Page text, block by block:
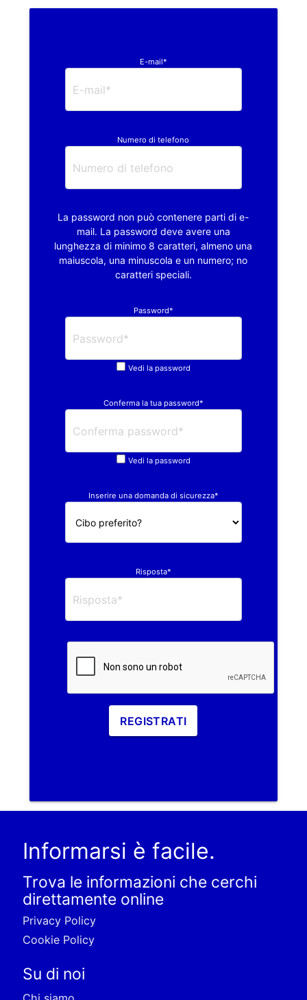
E-mail*
Numero di telefono
La password non può contenere parti di e-
mail. La password deve avere una
lunghezza di minimo 8 caratteri, almeno una
maiuscola, una minuscola e un numero; no
caratteri speciali.
Password*
Vedi la password
Conferma la tua password*
Vedi la password
Inserire una domanda di sicurezza*
Risposta*
REGISTRATI
Informarsi è facile.
Trova le informazioni che cerchi
direttamente online
Privacy Policy
Cookie Policy
Su di noi